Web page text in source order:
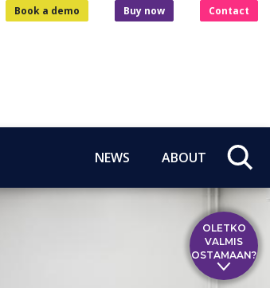
Book a demo Buy now Contact
NEWS ABOUT
OLETKO
VALMIS
OSTAMAAN?